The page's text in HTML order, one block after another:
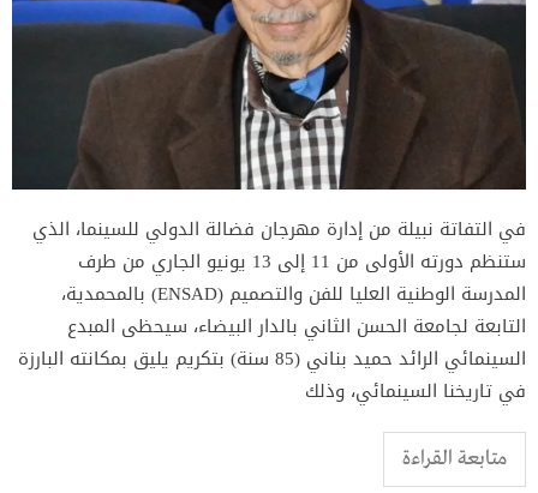
في التفاتة نبيلة من إدارة مهرجان فضالة الدولي للسينما، الذي
ستنظم دورته الأولى من 11 إلى 13 يونيو الجاري من طرف
المدرسة الوطنية العليا للفن والتصميم (ENSAD) بالمحمدية،
التابعة لجامعة الحسن الثاني بالدار البيضاء، سيحظى المبدع
السينمائي الرائد حميد بناني (85 سنة) بتكريم يليق بمكانته البارزة
في تاريخنا السينمائي، وذلك
متابعة القراءة